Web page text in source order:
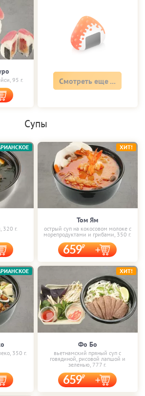
95 г. Смотреть еще ...
Супы
320 г.
Том Ям
острый суп на кокосовом молоке с
морепродуктами и грибами, 350 г.
659
ХИТ!
350 г.
Фо Бо
вьетнамский пряный суп с
говядиной, рисовой лапшой и
зеленью, 777 г.
659
ХИТ!